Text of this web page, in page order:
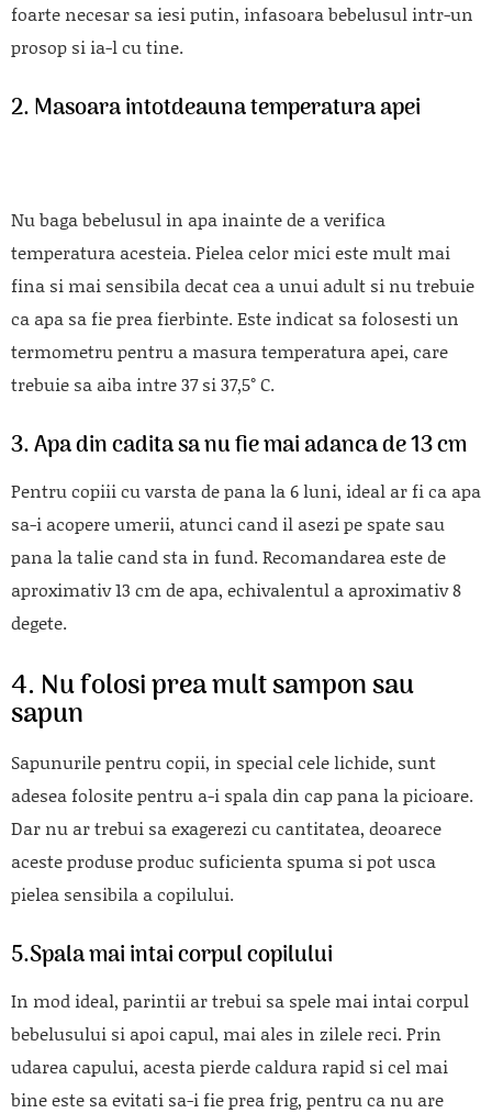
foarte necesar sa iesi putin, infasoara bebelusul intr-un
prosop si ia-l cu tine.
2. Masoara intotdeauna temperatura apei
Nu baga bebelusul in apa inainte de a verifica
temperatura acesteia. Pielea celor mici este mult mai
fina si mai sensibila decat cea a unui adult si nu trebuie
ca apa sa fie prea fierbinte. Este indicat sa folosesti un
termometru pentru a masura temperatura apei, care
trebuie sa aiba intre 37 si 37,5° C.
3. Apa din cadita sa nu fie mai adanca de 13 cm
Pentru copiii cu varsta de pana la 6 luni, ideal ar fi ca apa
sa-i acopere umerii, atunci cand il asezi pe spate sau
pana la talie cand sta in fund. Recomandarea este de
aproximativ 13 cm de apa, echivalentul a aproximativ 8
degete.
4. Nu folosi prea mult sampon sau
sapun
Sapunurile pentru copii, in special cele lichide, sunt
adesea folosite pentru a-i spala din cap pana la picioare.
Dar nu ar trebui sa exagerezi cu cantitatea, deoarece
aceste produse produc suficienta spuma si pot usca
pielea sensibila a copilului.
5.Spala mai intai corpul copilului
In mod ideal, parintii ar trebui sa spele mai intai corpul
bebelusului si apoi capul, mai ales in zilele reci. Prin
udarea capului, acesta pierde caldura rapid si cel mai
bine este sa evitati sa-i fie prea frig, pentru ca nu are